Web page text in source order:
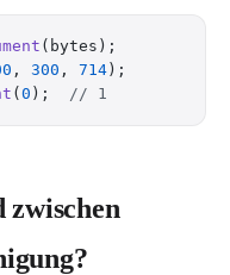
(bytes);
, 300 , 714 );
( 0 ); // 1
zwischen